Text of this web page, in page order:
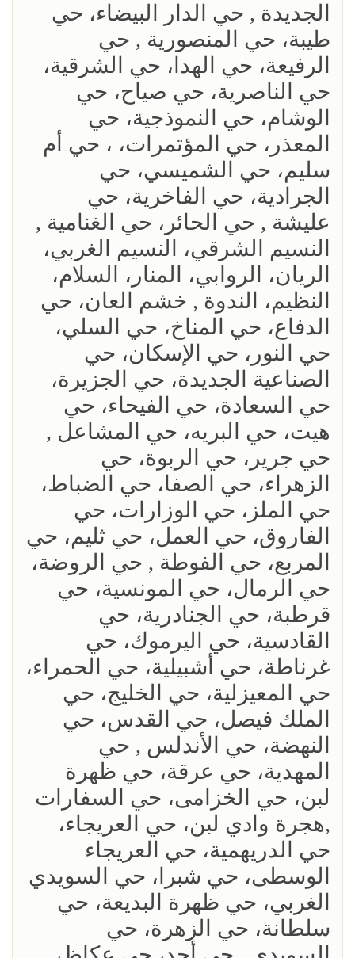
الجديدة , حي الدار البيضاء، حي
طيبة، حي المنصورية , حي
الرفيعة، حي الهدا، حي الشرقية،
حي الناصرية، حي صياح، حي
الوشام، حي النموذجية، حي
المعذر، حي المؤتمرات، ، حي أم
سليم، حي الشميسي، حي
الجرادية، حي الفاخرية، حي
عليشة , حي الحائر، حي الغنامية ,
النسيم الشرقي، النسيم الغربي،
الريان، الروابي، المنار، السلام،
النظيم، الندوة , خشم العان، حي
الدفاع، حي المناخ، حي السلي،
حي النور، حي الإسكان، حي
الصناعية الجديدة، حي الجزيرة،
حي السعادة، حي الفيحاء، حي
هيت، حي البريه، حي المشاعل ,
حي جرير، حي الربوة، حي
الزهراء، حي الصفا، حي الضباط،
حي الملز، حي الوزارات، حي
الفاروق، حي العمل، حي ثليم، حي
المربع، حي الفوطة , حي الروضة،
حي الرمال، حي المونسية، حي
قرطبة، حي الجنادرية، حي
القادسية، حي اليرموك، حي
غرناطة، حي أشبيلية، حي الحمراء،
حي المعيزلية، حي الخليج، حي
الملك فيصل، حي القدس، حي
النهضة، حي الأندلس , حي
المهدية، حي عرقة، حي ظهرة
لبن، حي الخزامى، حي السفارات
,هجرة وادي لبن، حي العريجاء،
حي الدريهمية، حي العريجاء
الوسطى، حي شبرا، حي السويدي
الغربي، حي ظهرة البديعة، حي
سلطانة، حي الزهرة، حي